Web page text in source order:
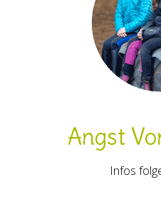
Angst
Infos